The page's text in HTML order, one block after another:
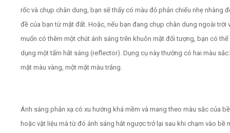
rốc và chụp chân dung, bạn sẽ thấy có màu đỏ phản chiếu nhẹ nhàng
đề của bạn từ mặt đất. Hoặc, nếu bạn đang chụp chân dung ngoài trời
muốn có thêm một chút ánh sáng trên khuôn mặt đối tượng, bạn có
dụng một tấm hắt sáng (reflector). Dụng cụ này thường có hai màu
mặt màu vàng, một mặt màu trắng.
Ánh sáng phản xạ có xu hướng khá mềm và mang theo màu sắc của
hoặc vật liệu mà từ đó ánh sáng hắt ngược trở lại sau khi chạm vào bề